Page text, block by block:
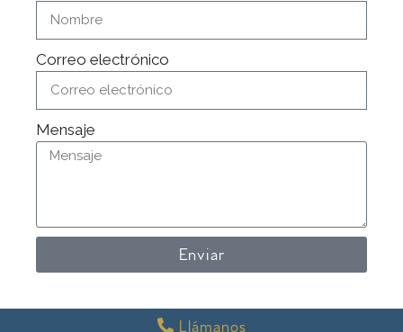
Correo electrónico
Mensaje
Enviar